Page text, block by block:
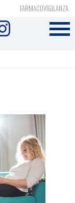
FARMACOVIGILANZA